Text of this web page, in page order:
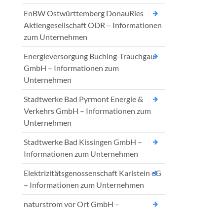
EnBW Ostwürttemberg DonauRies
Aktiengesellschaft ODR – Informationen
zum Unternehmen
Energieversorgung Buching-Trauchgau
GmbH – Informationen zum
Unternehmen
Stadtwerke Bad Pyrmont Energie &
Verkehrs GmbH – Informationen zum
Unternehmen
Stadtwerke Bad Kissingen GmbH –
Informationen zum Unternehmen
Elektrizitätsgenossenschaft Karlstein eG
– Informationen zum Unternehmen
naturstrom vor Ort GmbH –